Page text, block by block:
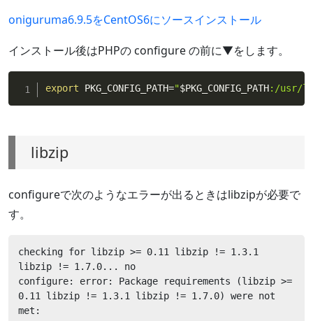
oniguruma6.9.5をCentOS6にソースインストール
インストール後はPHPの configure の前に▼をします。
export PKG_CONFIG_PATH="$PKG_CONFIG_PATH:/usr/
libzip
configureで次のようなエラーが出るときはlibzipが必要で
す。
checking for libzip >= 0.11 libzip != 1.3.1
libzip != 1.7.0... no
configure: error: Package requirements (libzip >=
0.11 libzip != 1.3.1 libzip != 1.7.0) were not
met: